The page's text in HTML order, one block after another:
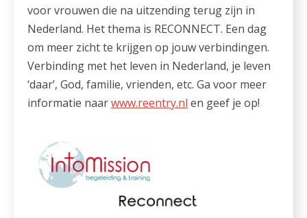
voor vrouwen die na uitzending terug zijn in
Nederland. Het thema is RECONNECT. Een dag
om meer zicht te krijgen op jouw verbindingen.
Verbinding met het leven in Nederland, je leven
‘daar’, God, familie, vrienden, etc. Ga voor meer
informatie naarwww.reentry.nl en geef je op!